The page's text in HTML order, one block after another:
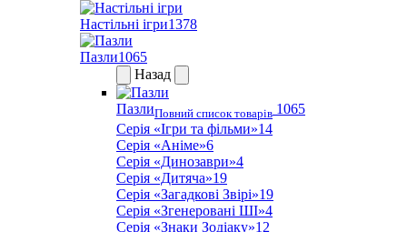
Настільні ігри1378
Пазли1065
Назад
ПазлиПовний список товарів 1065
Серія «Ігри та фільми»14
Серія «Аніме»6
Серія «Динозаври»4
Серія «Дитяча»19
Серія «Загадкові Звірі»19
Серія «Згенеровані ШІ»4
Серія «Знаки Зодіаку»12